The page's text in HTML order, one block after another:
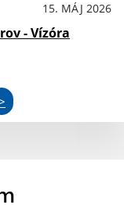
15. MÁJ 2026
- Vízóra